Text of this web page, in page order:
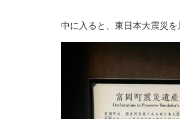
中に入ると、東日本大震災を